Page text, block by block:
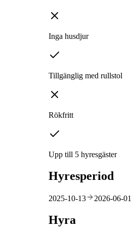
Inga husdjur
Tillgänglig med rullstol
Rökfritt
Upp till 5 hyresgäster
Hyresperiod
2025-10-13 2026-06-01
Hyra